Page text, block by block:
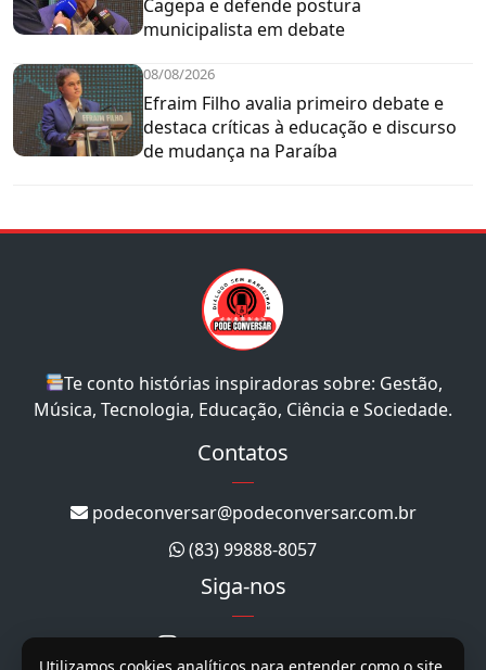
Cagepa e defende postura
municipalista em debate
08/08/2026
Efraim Filho avalia primeiro debate e
destaca críticas à educação e discurso
de mudança na Paraíba
Te conto histórias inspiradoras sobre: Gestão,
Música, Tecnologia, Educação, Ciência e Sociedade.
Contatos
podeconversar@podeconversar.com.br
(83) 99888-8057
Siga-nos
@podeconversar_